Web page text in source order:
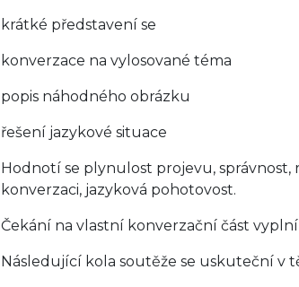
krátké představení se
konverzace na vylosované téma
popis náhodného obrázku
řešení jazykové situace
Hodnotí se plynulost projevu, správnost,
konverzaci, jazyková pohotovost.
Čekání na vlastní konverzační část
Následující kola soutěže se uskuteční v